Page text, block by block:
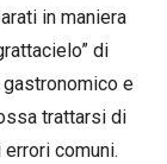
in maniera
di
e
trattarsi di
comuni.